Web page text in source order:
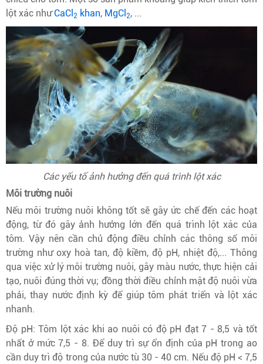
lột xác nhưCaCl 2 khan, MgCl 2, ...
Các yếu tố ảnh hưởng đến quá trình lột xác
Môi trường nuôi
Nếu môi trường nuôi không tốt sẽ gây ức chế đến các hoạt
động, từ đó gây ảnh hưởng lớn đến quá trình lột xác của
tôm. Vậy nên cần chủ động điều chỉnh các thông số môi
trường như oxy hoà tan, độ kiềm, độ pH, nhiệt độ,... Thông
qua việc xử lý môi trường nuôi, gây màu nước, thực hiện cải
tạo, nuôi đúng thời vụ; đồng thời điều chỉnh mật độ nuôi vừa
phải, thay nước định kỳ để giúp tôm phát triển và lột xác
nhanh.
Độ pH: Tôm lột xác khi ao nuôi có độ pH đạt 7 - 8,5 và tốt
nhất ở mức 7,5 - 8. Để duy trì sự ổn định của pH trong ao
cần duy trì độ trong của nước tù 30 - 40 cm. Nếu độ pH < 7,5